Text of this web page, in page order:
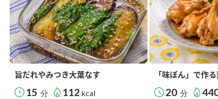
旨だれやみつき大葉なす
15 分 112 kcal
「味ぽん」で作
20 分